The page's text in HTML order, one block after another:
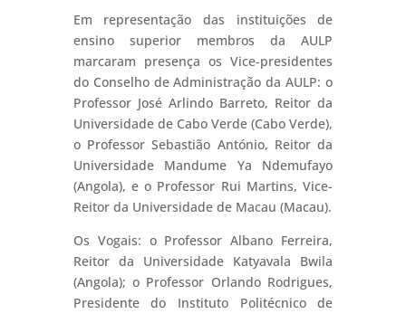
Em representação das instituições de
ensino superior membros da AULP
marcaram presença os Vice-presidentes
do Conselho de Administração da AULP: o
Professor José Arlindo Barreto, Reitor da
Universidade de Cabo Verde (Cabo Verde),
o Professor Sebastião António, Reitor da
Universidade Mandume Ya Ndemufayo
(Angola), e o Professor Rui Martins, Vice-
Reitor da Universidade de Macau (Macau).
Os Vogais: o Professor Albano Ferreira,
Reitor da Universidade Katyavala Bwila
(Angola); o Professor Orlando Rodrigues,
Presidente do Instituto Politécnico de